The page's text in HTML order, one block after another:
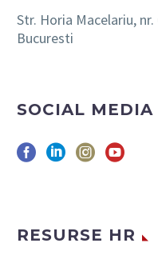
Str. Horia Macelariu,
Bucuresti
SOCIAL MEDIA
RESURSE HR